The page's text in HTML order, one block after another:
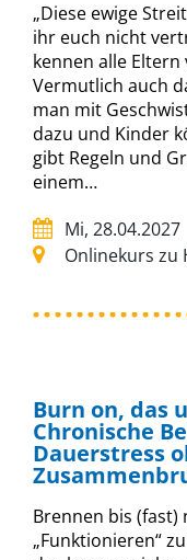
„Diese ewige
ihr euch nicht
kennen alle
Vermutlich auch
man mit
dazu und Kinder
gibt Regeln und
einem…
Mi, 28.04.2027
Onlinekurs zu
Burn on, das
Chronische
Dauerstress
Brennen bis
„Funktionieren“